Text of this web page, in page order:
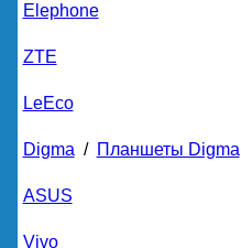
Elephone
ZTE
LeEco
Digma/ Планшеты Digma
ASUS
Vivo